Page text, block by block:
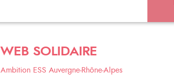
WEB SOLIDAIRE
Ambition ESS Auvergne-Rhône-Alpes